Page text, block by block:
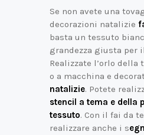
Se non avete una
decorazioni natalizie
basta un tessuto
grandezza giusta per
Realizzate l’orlo
o a macchina e
natalizie. Potete
stencil a tema e della
tessuto. Con il fai da
realizzare anche i s